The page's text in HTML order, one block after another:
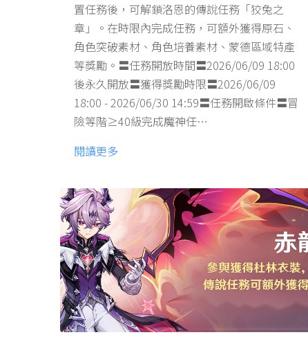
置任務後，可解鎖洛恩的傳說任務「狡兔之
章」。在時限內完成任務，可額外獲得原石、
角色突破素材、角色培養素材、蒙德區域特產
等獎勵。〓任務開放時間〓2026/06/09 18:00
後永久開放〓獲得獎勵時限〓2026/06/09
18:00 - 2026/06/30 14:59〓任務開啟條件〓冒
險等階≥40級完成魔神任…
閱讀更多